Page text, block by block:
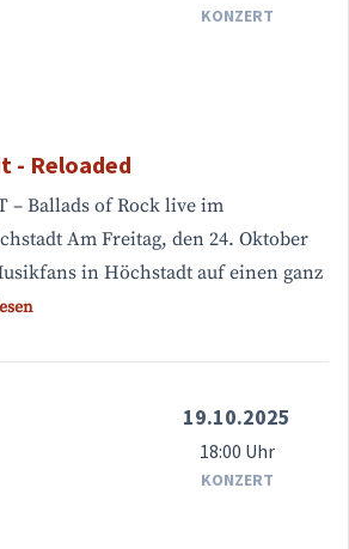
KONZERT
- Reloaded
– Ballads of Rock live im
Am Freitag, den 24. Oktober
in Höchstadt auf einen ganz
19.10.2025
18:00 Uhr
KONZERT